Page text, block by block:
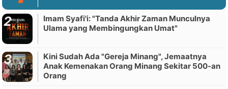
Imam Syafi'i: "Tanda Akhir Zaman Munculnya
Ulama yang Membingungkan Umat"
Kini Sudah Ada "Gereja Minang", Jemaatnya
Anak Kemenakan Orang Minang Sekitar 500-an
Orang